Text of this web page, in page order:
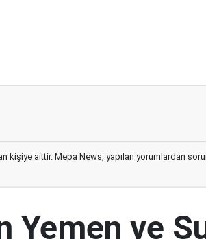
kişiye aittir. Mepa News, yapılan yorumlardan
Yemen ve